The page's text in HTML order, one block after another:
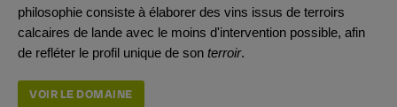
philosophie consiste à élaborer des vins issus de terroirs
calcaires de lande avec le moins d'intervention possible, afin
de refléter le profil unique de son terroir.
VOIR LE DOMAINE